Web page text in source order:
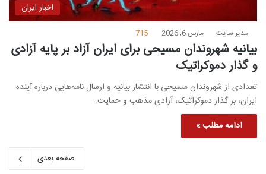
اخبار ایران
مدیر سایت مارس 6, 2026 715
بیانیه شهروندان مسیحی برای ایران آزاد بر پایه آزادی
و گذار دموکراتیک
تعدادی از شهروندان مسیحی با انتشار بیانیه و ارسال نامه‌هایی درباره آینده
ایران، بر گذار دموکراتیک، آزادی مذهب و حمایت…
ادامه مطلب »
صفحه بعدی